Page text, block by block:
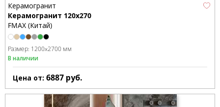
Керамогранит
Керамогранит 120x270
FMAX (Китай)
Размер: 1200x2700 мм
В наличии
Цена от: 6887 руб.